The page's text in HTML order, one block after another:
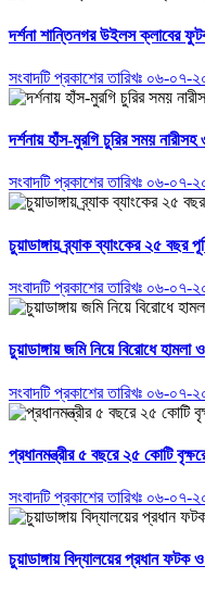
দর্শনা শান্তিনগর উইলস ক্লাবের
সংবাদটি প্রকাশের তারিখঃ ০৬-০৭-
দর্শনায় হাঁস-মুরগি চুরির সময়
সংবাদটি প্রকাশের তারিখঃ ০৬-০৭-
চুয়াডাঙ্গায় ব্র্যাক ব্যাংকের ২৫ বছর
সংবাদটি প্রকাশের তারিখঃ ০৬-০৭-
চুয়াডাঙ্গায় জমি নিয়ে বিরোধে
সংবাদটি প্রকাশের তারিখঃ ০৬-০৭-
প্রধানমন্ত্রীর ৫ বছরে ২৫ কোটি
সংবাদটি প্রকাশের তারিখঃ ০৬-০৭-
চুয়াডাঙ্গায় বিদ্যালয়ের প্রধান ফটক